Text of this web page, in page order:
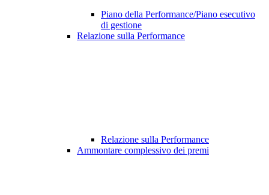
Piano della Performance/Piano esecutivo
di gestione
Relazione sulla Performance
Relazione sulla Performance
Ammontare complessivo dei premi